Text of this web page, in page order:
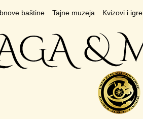
baštine Tajne muzeja Kvizovi i igre